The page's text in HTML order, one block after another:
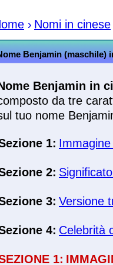
Benjamin (maschile)
Benjamin in
da tre
tuo nome
1:
2:
3: Versione
4: Celebrità
1:
› Nomi in cinese